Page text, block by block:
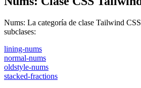
Nums: La categoría de clase Tailwind
subclases:
lining-nums
normal-nums
oldstyle-nums
stacked-fractions